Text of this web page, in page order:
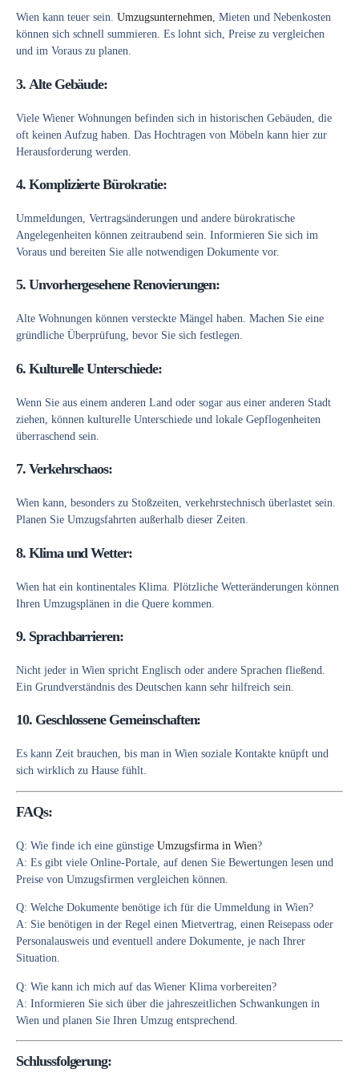
Wien kann teuer sein. Umzugsunternehmen, Mieten und Nebenkosten
können sich schnell summieren. Es lohnt sich, Preise zu vergleichen
und im Voraus zu planen.
3. Alte Gebäude:
Viele Wiener Wohnungen befinden sich in historischen Gebäuden, die
oft keinen Aufzug haben. Das Hochtragen von Möbeln kann hier zur
Herausforderung werden.
4. Komplizierte Bürokratie:
Ummeldungen, Vertragsänderungen und andere bürokratische
Angelegenheiten können zeitraubend sein. Informieren Sie sich im
Voraus und bereiten Sie alle notwendigen Dokumente vor.
5. Unvorhergesehene Renovierungen:
Alte Wohnungen können versteckte Mängel haben. Machen Sie eine
gründliche Überprüfung, bevor Sie sich festlegen.
6. Kulturelle Unterschiede:
Wenn Sie aus einem anderen Land oder sogar aus einer anderen Stadt
ziehen, können kulturelle Unterschiede und lokale Gepflogenheiten
überraschend sein.
7. Verkehrschaos:
Wien kann, besonders zu Stoßzeiten, verkehrstechnisch überlastet sein.
Planen Sie Umzugsfahrten außerhalb dieser Zeiten.
8. Klima und Wetter:
Wien hat ein kontinentales Klima. Plötzliche Wetteränderungen können
Ihren Umzugsplänen in die Quere kommen.
9. Sprachbarrieren:
Nicht jeder in Wien spricht Englisch oder andere Sprachen fließend.
Ein Grundverständnis des Deutschen kann sehr hilfreich sein.
10. Geschlossene Gemeinschaften:
Es kann Zeit brauchen, bis man in Wien soziale Kontakte knüpft und
sich wirklich zu Hause fühlt.
FAQs:
Q: Wie finde ich eine günstige Umzugsfirma in Wien?
A: Es gibt viele Online-Portale, auf denen Sie Bewertungen lesen und
Preise von Umzugsfirmen vergleichen können.
Q: Welche Dokumente benötige ich für die Ummeldung in Wien?
A: Sie benötigen in der Regel einen Mietvertrag, einen Reisepass oder
Personalausweis und eventuell andere Dokumente, je nach Ihrer
Situation.
Q: Wie kann ich mich auf das Wiener Klima vorbereiten?
A: Informieren Sie sich über die jahreszeitlichen Schwankungen in
Wien und planen Sie Ihren Umzug entsprechend.
Schlussfolgerung: